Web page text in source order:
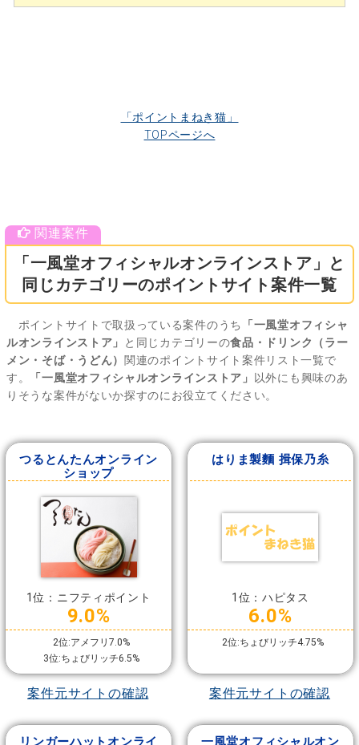
「ポイントまねき猫」
TOPページへ
「一風堂オフィシャルオンラインストア」と
同じカテゴリーのポイントサイト案件一覧
ポイントサイトで取扱っている案件のうち
「一風堂オフィシャ
ルオンラインストア」
と同じカテゴリーの食品・ドリンク（ラー
メン・そば・うどん） 関連のポイントサイト案件リスト一覧で
す。
「一風堂オフィシャルオンラインストア」
以外にも興味のあ
りそうな案件がないか探すのにお役立てください。
つるとんたんオンライン
ショップ
1位：ニフティポイント
9.0%
2位:アメフリ7.0%
3位:ちょびリッチ6.5%
案件元サイトの確認
はりま製麵 揖保乃糸
1位：ハピタス
6.0%
2位:ちょびリッチ4.75%
案件元サイトの確認
リンガーハットオンライ 一風堂オフィシャルオン